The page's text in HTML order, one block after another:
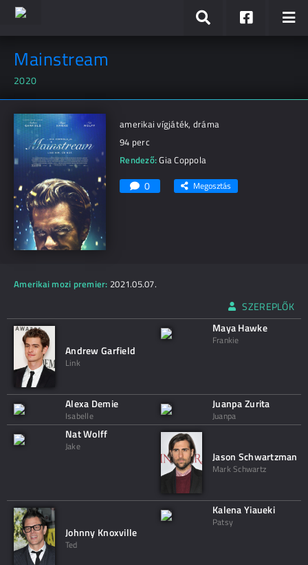
Mainstream
2020
amerikai vígjáték, dráma
94 perc
Rendező:Gia Coppola
0 Megosztás
Amerikai mozi premier: 2021.05.07.
SZEREPLŐK
Andrew Garfield
Link
Maya Hawke
Frankie
Alexa Demie
Isabelle
Juanpa Zurita
Juanpa
Nat Wolff
Jake
Jason Schwartzman
Mark Schwartz
Johnny Knoxville
Ted
Kalena Yiaueki
Patsy